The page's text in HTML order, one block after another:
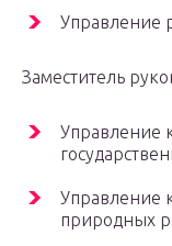
Управление
Заместитель
Управление
Управление
природных